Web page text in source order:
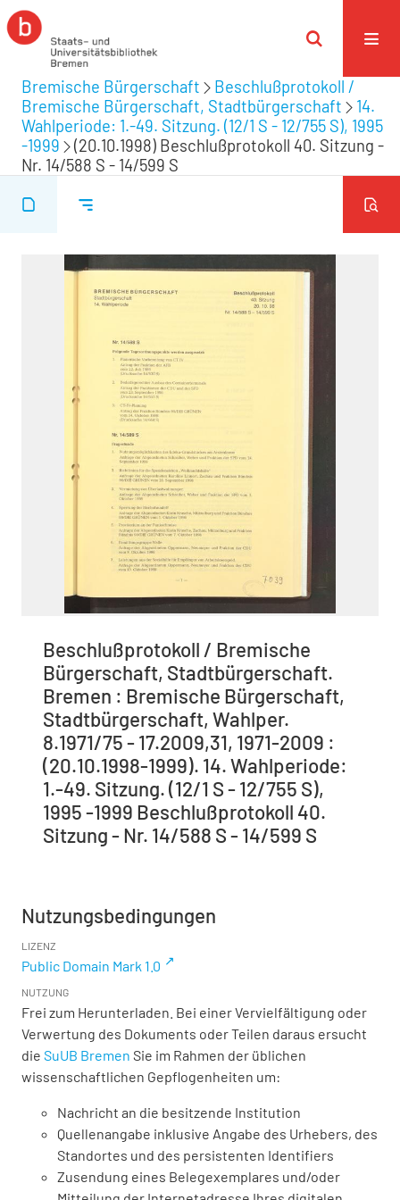
Bremische Bürgerschaft
Beschlußprotokoll /
Bremische Bürgerschaft, Stadtbürgerschaft
14.
Wahlperiode: 1.-49. Sitzung. (12/1 S - 12/755 S), 1995
-1999
(20.10.1998) Beschlußprotokoll 40. Sitzung -
Nr. 14/588 S - 14/599 S
Beschlußprotokoll / Bremische
Bürgerschaft, Stadtbürgerschaft.
Bremen : Bremische Bürgerschaft,
Stadtbürgerschaft, Wahlper.
8.1971/75 - 17.2009,31, 1971-2009 :
(20.10.1998-1999). 14. Wahlperiode:
1.-49. Sitzung. (12/1 S - 12/755 S),
1995 -1999 Beschlußprotokoll 40.
Sitzung - Nr. 14/588 S - 14/599 S
Nutzungsbedingungen
LIZENZ
Public Domain Mark 1.0
NUTZUNG
Frei zum Herunterladen. Bei einer Vervielfältigung oder
Verwertung des Dokuments oder Teilen daraus ersucht
die SuUB Bremen Sie im Rahmen der üblichen
wissenschaftlichen Gepflogenheiten um:
Nachricht an die besitzende Institution
Quellenangabe inklusive Angabe des Urhebers, des
Standortes und des persistenten Identifiers
Zusendung eines Belegexemplares und/oder